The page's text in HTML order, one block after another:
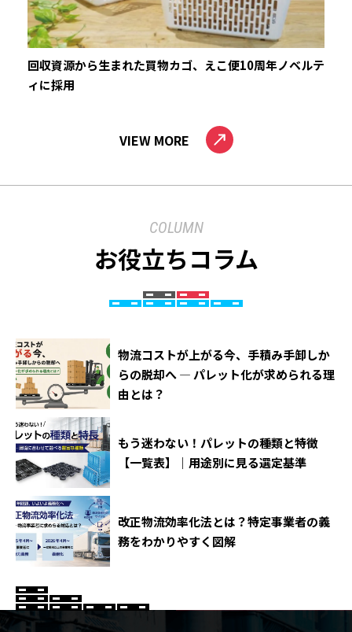
回収資源から生まれた買物カゴ、えこ便10周年ノベルテ
ィに採用
VIEW MORE
COLUMN
お役立ちコラム
物流コストが上がる今、手積み手卸しか
らの脱却へ ― パレット化が求められる理
由とは？
もう迷わない！パレットの種類と特徴
【一覧表】｜用途別に見る選定基準
改正物流効率化法とは？特定事業者の義
務をわかりやすく図解